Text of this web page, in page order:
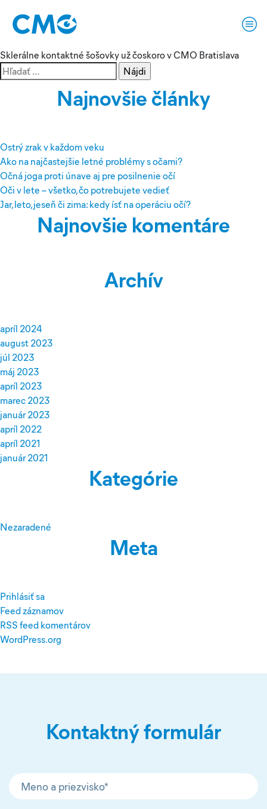
Značka: bratislava kontaktné
šošovky
Sklerálne kontaktné šošovky už čoskoro v CMO Bratislava
Hľadať:
Najnovšie články
Ostrý zrak v každom veku
Ako na najčastejšie letné problémy s očami?
Očná joga proti únave aj pre posilnenie očí
Oči v lete – všetko, čo potrebujete vedieť
Jar, leto, jeseň či zima: kedy ísť na operáciu očí?
Najnovšie komentáre
Archív
apríl 2024
august 2023
júl 2023
máj 2023
apríl 2023
marec 2023
január 2023
apríl 2022
apríl 2021
január 2021
Kategórie
Nezaradené
Meta
Prihlásiť sa
Feed záznamov
RSS feed komentárov
WordPress.org
Kontaktný formulár